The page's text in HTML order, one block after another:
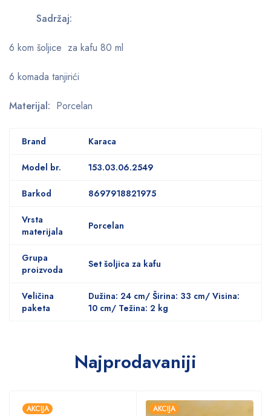
Sadržaj:
6 kom šoljice za kafu 80 ml
6 komada tanjirići
Materijal: Porcelan
Brand Karaca
Model br. 153.03.06.2549
Barkod 8697918821975
Vrsta
materijala
Porcelan
Grupa
proizvoda
Set šoljica za kafu
Veličina
paketa
Dužina: 24 cm/ Širina: 33 cm/ Visina:
10 cm/ Težina: 2 kg
Najprodavaniji
AKCIJA AKCIJA